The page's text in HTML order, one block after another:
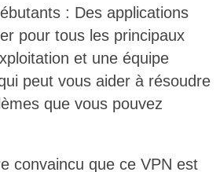
: Des applications
pour tous les principaux
et une équipe
peut vous aider à résoudre
que vous pouvez
convaincu que ce VPN est